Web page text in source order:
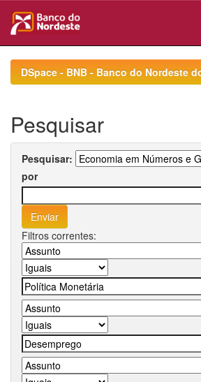
navigationDSpace - BNB - Banco do Nordeste
Pesquisar
Pesquisar:
por
Filtros correntes: